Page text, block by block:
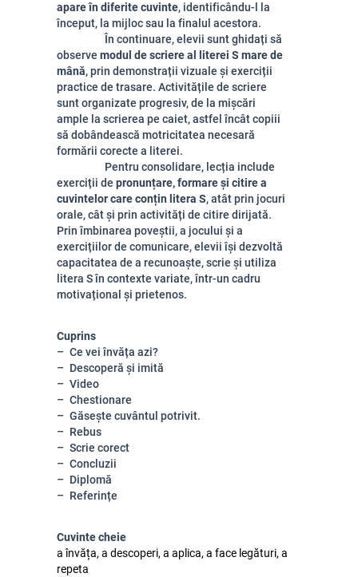
apare în diferite cuvinte, identificându-l la
început, la mijloc sau la finalul acestora.
În continuare, elevii sunt ghidați să
observe modul de scriere al literei S mare de
mână, prin demonstrații vizuale și exerciții
practice de trasare. Activitățile de scriere
sunt organizate progresiv, de la mișcări
ample la scrierea pe caiet, astfel încât copiii
să dobândească motricitatea necesară
formării corecte a literei.
Pentru consolidare, lecția include
exerciții de pronunțare, formare și citire a
cuvintelor care conțin litera S, atât prin jocuri
orale, cât și prin activități de citire dirijată.
Prin îmbinarea poveștii, a jocului și a
exercițiilor de comunicare, elevii își dezvoltă
capacitatea de a recunoaște, scrie și utiliza
litera S în contexte variate, într-un cadru
motivațional și prietenos.
Cuprins
Ce vei învăța azi?
Descoperă și imită
Video
Chestionare
Găsește cuvântul potrivit.
Rebus
Scrie corect
Concluzii
Diplomă
Referințe
Cuvinte cheie
a învăța, a descoperi, a aplica, a face legături, a
repeta